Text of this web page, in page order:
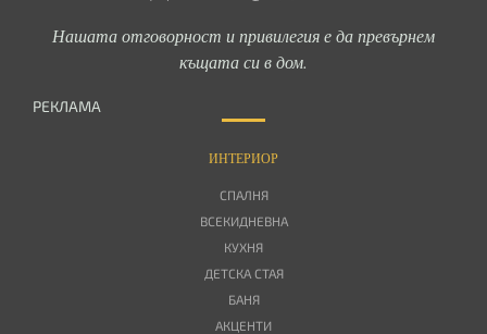
Нашата отговорност и привилегия е да превърнем
къщата си в дом.
РЕКЛАМА
ИНТЕРИОР
СПАЛНЯ
ВСЕКИДНЕВНА
КУХНЯ
ДЕТСКА СТАЯ
БАНЯ
АКЦЕНТИ